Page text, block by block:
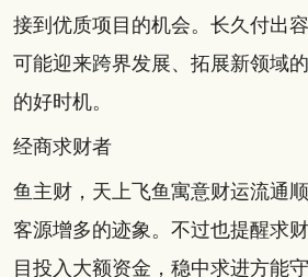
接到优质项目的机会。长久付出
可能迎来跨界发展、拓展新领域
的好时机。
经商求财者
鱼主财，天上飞鱼寓意财运流通
客源增多的迹象。不过也提醒求
目投入大额资金，稳中求进方能守